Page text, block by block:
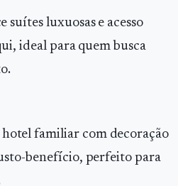
suítes luxuosas e acesso
ideal para quem busca
familiar com decoração
benefício, perfeito para